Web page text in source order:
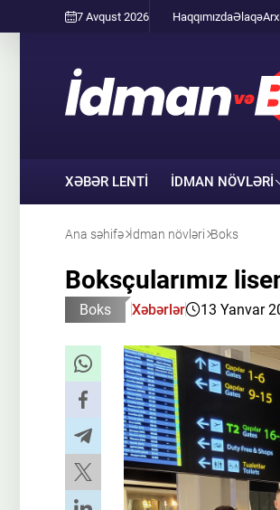
7 Avqust 2026 HaqqımızdaƏlaqə
XƏBƏR LENTİ İDMAN NÖVLƏRI
Ana səhifə İdman növləri Boks
Boksçularımız
Boks Xəbərlər 13 Yanvar